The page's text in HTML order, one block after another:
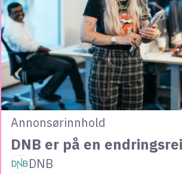
Annonsørinnhold
DNB er på en
DNB